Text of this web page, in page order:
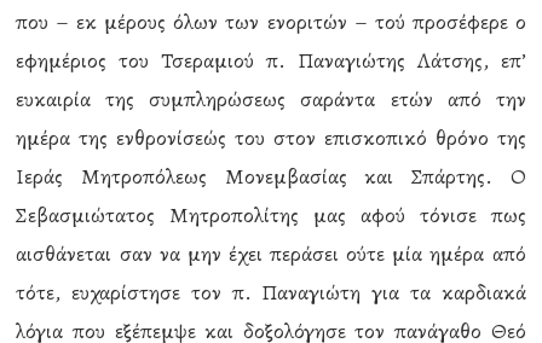
που – εκ μέρους όλων των ενοριτών – τού προσέφερε ο
εφημέριος του Τσεραμιού π. Παναγιώτης Λάτσης, επ’
ευκαιρία της συμπληρώσεως σαράντα ετών από την
ημέρα της ενθρονίσεώς του στον επισκοπικό θρόνο της
Ιεράς Μητροπόλεως Μονεμβασίας και Σπάρτης. Ο
Σεβασμιώτατος Μητροπολίτης μας αφού τόνισε πως
αισθάνεται σαν να μην έχει περάσει ούτε μία ημέρα από
τότε, ευχαρίστησε τον π. Παναγιώτη για τα καρδιακά
λόγια που εξέπεμψε και δοξολόγησε τον πανάγαθο Θεό